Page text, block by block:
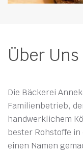
Über Uns
Die Bäckerei
Familienbetrieb,
handwerklichem
bester Rohstoffe
einen Namen